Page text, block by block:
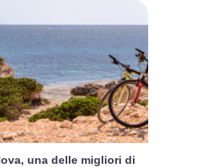
una delle migliori di